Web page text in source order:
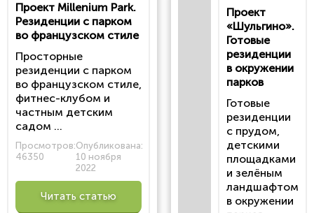
Проект Millenium Park.
Резиденции с парком
во французском стиле
Просторные
резиденции с парком
во французском стиле,
фитнес-клубом и
частным детским
садом ...
Просмотров:
46350
Опубликована:
10 ноября
2022
Читать статью
статью
Проект
«Шульгино».
Готовые
резиденции
в окружении
парков
Готовые
резиденции
с прудом,
детскими
площадками
и зелёным
ландшафтом
в окружении